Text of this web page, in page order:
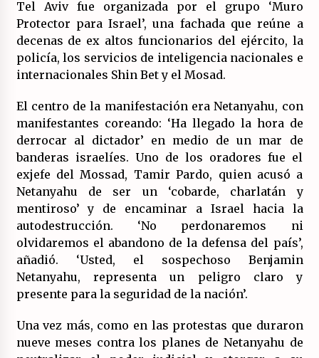
Tel Aviv fue organizada por el grupo ‘Muro
Protector para Israel’, una fachada que reúne a
decenas de ex altos funcionarios del ejército, la
policía, los servicios de inteligencia nacionales e
internacionales Shin Bet y el Mosad.
El centro de la manifestación era Netanyahu, con
manifestantes coreando: ‘Ha llegado la hora de
derrocar al dictador’ en medio de un mar de
banderas israelíes. Uno de los oradores fue el
exjefe del Mossad, Tamir Pardo, quien acusó a
Netanyahu de ser un ‘cobarde, charlatán y
mentiroso’ y de encaminar a Israel hacia la
autodestrucción. ‘No perdonaremos ni
olvidaremos el abandono de la defensa del país’,
añadió. ‘Usted, el sospechoso Benjamin
Netanyahu, representa un peligro claro y
presente para la seguridad de la nación’.
Una vez más, como en las protestas que duraron
nueve meses contra los planes de Netanyahu de